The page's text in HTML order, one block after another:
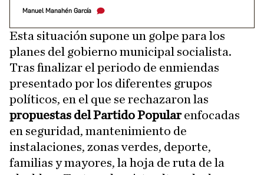
Manuel Manahén García
Esta situación supone un golpe para los
planes del gobierno municipal socialista.
Tras finalizar el periodo de enmiendas
presentado por los diferentes grupos
políticos, en el que se rechazaron las
propuestas del Partido Popularenfocadas
en seguridad, mantenimiento de
instalaciones, zonas verdes, deporte,
familias y mayores, la hoja de ruta de la